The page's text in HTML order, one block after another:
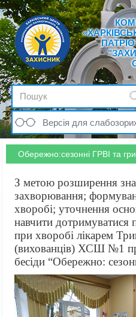
Версія для
Обережно:сезонні ГРВІ та
З метою розширення
захворювання;
хворобі; уточнення
навчити дотримуватися
при хворобі лікарем
(вихованців) ХСШ №1
бесіди “Обережно: